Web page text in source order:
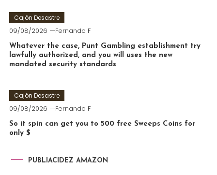
Cajón Desastre
09/08/2026 Fernando F
Whatever the case, Punt Gambling establishment try
lawfully authorized, and you will uses the new
mandated security standards
Cajón Desastre
09/08/2026 Fernando F
So it spin can get you to 500 free Sweeps Coins for
only $
PUBLIACIDEZ AMAZON